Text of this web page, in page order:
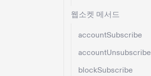
웹소켓 메서드
accountSubscribe
accountUnsubscribe
blockSubscribe